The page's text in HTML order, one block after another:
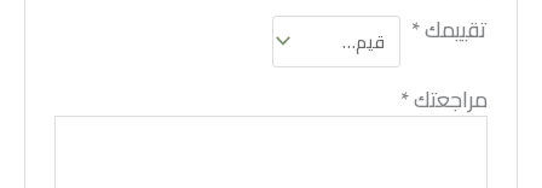
تقييمك*
مراجعتك*